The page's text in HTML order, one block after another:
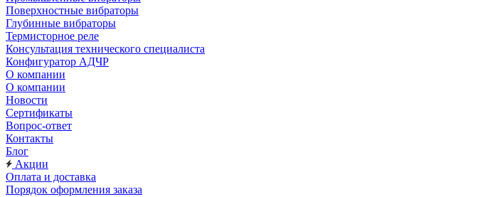
Поверхностные вибраторы
Глубинные вибраторы
Термисторное реле
Консультация технического специалиста
Конфигуратор АДЧР
О компании
О компании
Новости
Сертификаты
Вопрос-ответ
Контакты
Блог
Акции
Оплата и доставка
Порядок оформления заказа